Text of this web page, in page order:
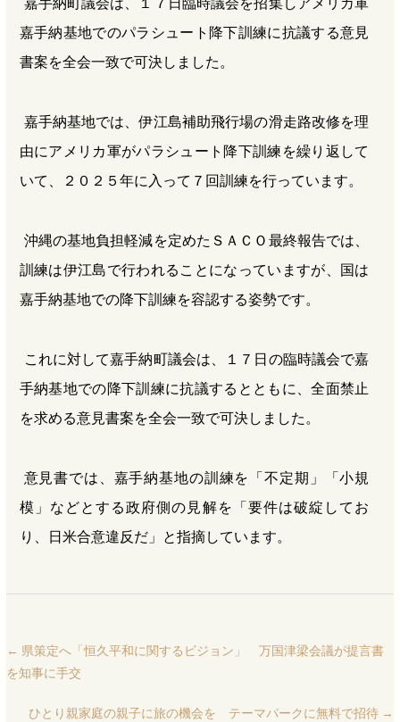
嘉手納基地でのパラシュート降下訓練に抗議する意見
書案を全会一致で可決しました。
嘉手納基地では、伊江島補助飛行場の滑走路改修を理
由にアメリカ軍がパラシュート降下訓練を繰り返して
いて、２０２５年に入って７回訓練を行っています。
沖縄の基地負担軽減を定めたＳＡＣＯ最終報告では、
訓練は伊江島で行われることになっていますが、国は
嘉手納基地での降下訓練を容認する姿勢です。
これに対して嘉手納町議会は、１７日の臨時議会で嘉
手納基地での降下訓練に抗議するとともに、全面禁止
を求める意見書案を全会一致で可決しました。
意見書では、嘉手納基地の訓練を「不定期」「小規
模」などとする政府側の見解を「要件は破綻してお
り、日米合意違反だ」と指摘しています。
← 県策定へ「恒久平和に関するビジョン」 万国津梁会議が提言書
を知事に手交
ひとり親家庭の親子に旅の機会を テーマパークに無料で招待 →